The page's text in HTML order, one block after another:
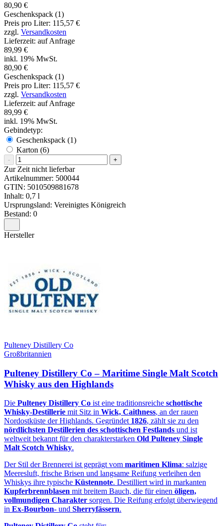
80,90 €
Geschenkspack (1)
Preis pro Liter: 115,57 €
zzgl. Versandkosten
Lieferzeit: auf Anfrage
89,99 €
inkl. 19% MwSt.
80,90 €
Geschenkspack (1)
Preis pro Liter: 115,57 €
zzgl. Versandkosten
Lieferzeit: auf Anfrage
89,99 €
inkl. 19% MwSt.
Gebindetyp:
Geschenkspack (1)
Karton (6)
- +
Zur Zeit nicht lieferbar
Artikelnummer: 500044
GTIN: 5010509881678
Inhalt: 0,7 l
Ursprungsland: Vereinigtes Königreich
Bestand: 0
Hersteller
Pulteney Distillery Co
Großbritannien
Pulteney Distillery Co – Maritime Single Malt Scotch
Whisky aus den Highlands
Die Pulteney Distillery Co ist eine traditionsreiche schottische
Whisky‑Destillerie mit Sitz in Wick, Caithness, an der rauen
Nordostküste der Highlands. Gegründet 1826, zählt sie zu den
nördlichsten Destillerien des schottischen Festlands und ist
weltweit bekannt für den charakterstarken Old Pulteney Single
Malt Scotch Whisky.
Der Stil der Brennerei ist geprägt vom maritimen Klima: salzige
Meeresluft, frische Brisen und langsame Reifung verleihen den
Whiskys ihre typische Küstennote. Destilliert wird in markanten
Kupferbrennblasen mit breitem Bauch, die für einen öligen,
vollmundigen Charakter sorgen. Die Reifung erfolgt überwiegend
in Ex‑Bourbon‑ und Sherryfässern.